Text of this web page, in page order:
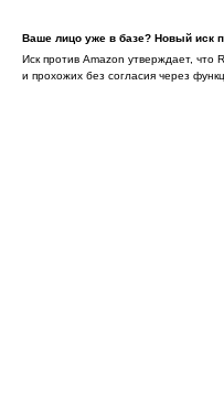
Ваше лицо уже в базе? Новый иск
Иск против Amazon утверждает, что
и прохожих без согласия через